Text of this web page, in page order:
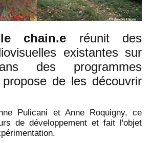
chain.e réunit des
existantes sur
des programmes
de les découvrir
Pulicani et Anne Roquigny, ce
de développement et fait l'objet